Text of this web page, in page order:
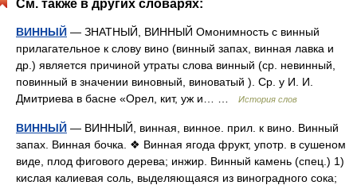
См. также в других словарях:
ВИННЫЙ — ЗНАТНЫЙ, ВИННЫЙ Омонимность с винный
прилагательное к слову вино (винный запах, винная лавка и
др.) является причиной утраты слова винный (ср. невинный,
повинный в значении виновный, виноватый ). Ср. у И. И.
Дмитриева в басне «Орел, кит, уж и… …
История слов
ВИННЫЙ — ВИННЫЙ, винная, винное. прил. к вино. Винный
запах. Винная бочка. ❖ Винная ягода фрукт, употр. в сушеном
виде, плод фигового дерева; инжир. Винный камень (спец.) 1)
кислая калиевая соль, выделяющаяся из виноградного сока;